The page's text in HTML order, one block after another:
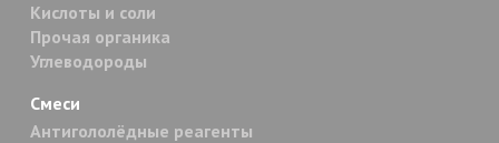
Кислоты и соли
Прочая органика
Углеводороды
Смеси
Антигололёдные реагенты